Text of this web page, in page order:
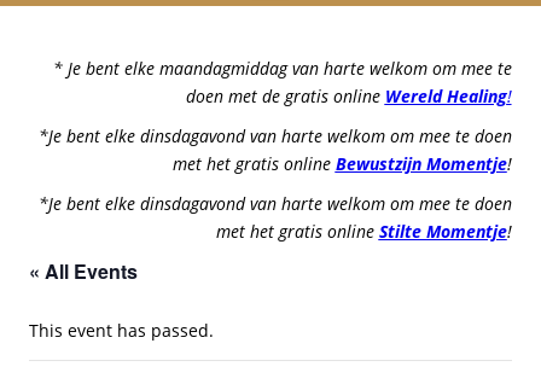
* Je bent elke maandagmiddag van harte welkom om mee te
doen met de gratis online Wereld Healing!
*Je bent elke dinsdagavond van harte welkom om mee te doen
met het gratis online Bewustzijn Momentje!
*Je bent elke dinsdagavond van harte welkom om mee te doen
met het gratis online Stilte Momentje!
« All Events
This event has passed.